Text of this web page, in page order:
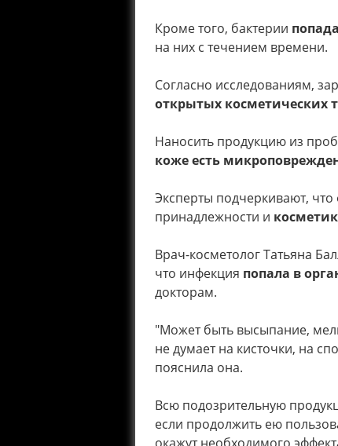
Кроме того, бактерии
на них с течением времени.
Согласно исследованиям,
открытых косметических
Наносить продукцию из
коже есть
Эксперты подчеркивают,
принадлежности и
Врач-косметолог Татьяна
что инфекция попала в
докторам.
"Может быть высыпание,
не думает на кисточки, на
пояснила она.
Всю подозрительную
если продолжить ею